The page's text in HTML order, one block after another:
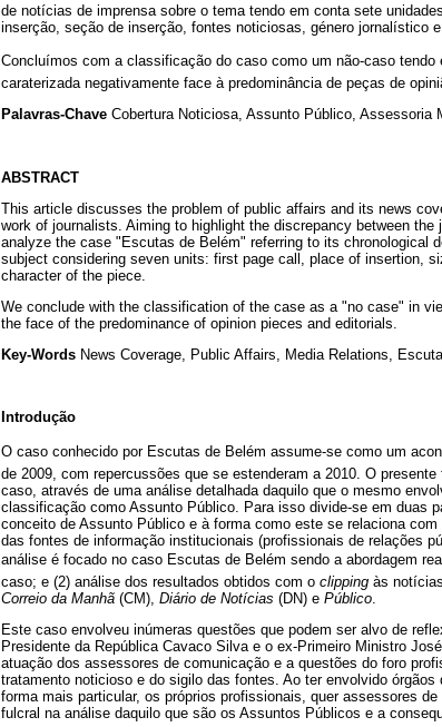
de notícias de imprensa sobre o tema tendo em conta sete
inserção, seção de inserção, fontes noticiosas, género jornalístico e
Concluímos com a classificação do caso como um não-caso
caraterizada negativamente face à predominância de peças de
Palavras-Chave Cobertura Noticiosa, Assunto Público, Assessoria
ABSTRACT
This article discusses the problem of public affairs and its news
work of journalists. Aiming to highlight the discrepancy between
analyze the case "Escutas de Belém" referring to its chronological
subject considering seven units: first page call, place of insertion,
character of the piece.
We conclude with the classification of the case as a "no case" in
the face of the predominance of opinion pieces and editorials.
Key-Words News Coverage, Public Affairs, Media Relations,
Introdução
O caso conhecido por Escutas de Belém assume-se como um
de 2009, com repercussões que se estenderam a 2010. O
caso, através de uma análise detalhada daquilo que o mesmo
classificação como Assunto Público. Para isso divide-se em duas
conceito de Assunto Público e à forma como este se relaciona
das fontes de informação institucionais (profissionais de relações
análise é focado no caso Escutas de Belém sendo a abordagem
caso; e (2) análise dos resultados obtidos com o clipping às
Correio da Manhã (CM), Diário de Notícias (DN) e Público
Este caso envolveu inúmeras questões que podem ser alvo de
Presidente da República Cavaco Silva e o ex-Primeiro Ministro
atuação dos assessores de comunicação e a questões do foro
tratamento noticioso e do sigilo das fontes. Ao ter envolvido
forma mais particular, os próprios profissionais, quer assessores
fulcral na análise daquilo que são os Assuntos Públicos e a